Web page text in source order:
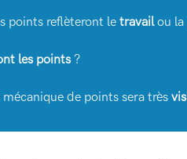
points reflèteront le travail ou la
les points ?
de points sera très